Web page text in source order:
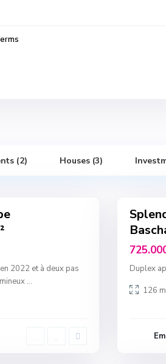
(2) Houses (3)
2022 et à deux pas
...
Duplex
126 m